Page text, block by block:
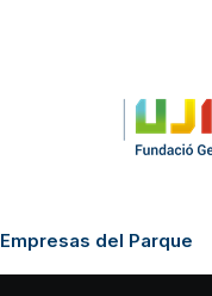
Empresas del Parque